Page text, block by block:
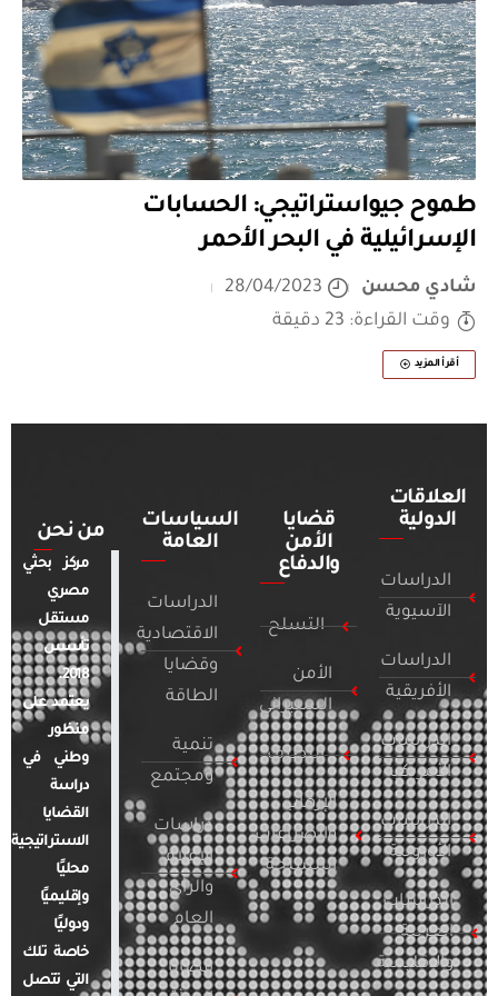
طموح جيواستراتيجي: الحسابات
الإسرائيلية في البحر الأحمر
شادي محسن
28/04/2023
وقت القراءة: 23 دقيقة
أقرأ المزيد
العلاقات
الدولية
الدراسات
الآسيوية
الدراسات
الأفريقية
الدراسات
الأمريكية
الدراسات
الأوروبية
الدراسات
العربية
والإقليمية
قضايا
الأمن
والدفاع
التسلح
الأمن
السيبراني
التطرف
الإرهاب
والصراعات
المسلحة
السياسات
العامة
الدراسات
الاقتصادية
وقضايا
الطاقة
تنمية
ومجتمع
دراسات
الإعلام
والرأي
العام
قضايا
من نحن
مركز بحثي
مصري
مستقل
تأسس
2018.
يعتمد على
منظور
وطني في
دراسة
القضايا
الاستراتيجية
محليًا
وإقليميًا
ودوليًا
خاصة تلك
التي تتصل